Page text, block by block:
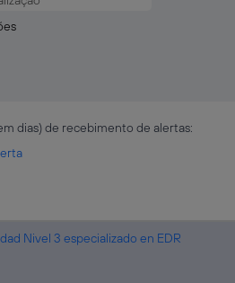
dias) de recebimento de alertas:
Nivel 3 especializado en EDR